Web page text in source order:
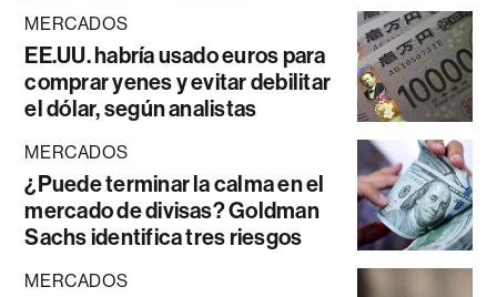
MERCADOS
EE.UU. habría usado euros para
comprar yenes y evitar debilitar
el dólar, según analistas
MERCADOS
¿Puede terminar la calma en el
mercado de divisas? Goldman
Sachs identifica tres riesgos
MERCADOS